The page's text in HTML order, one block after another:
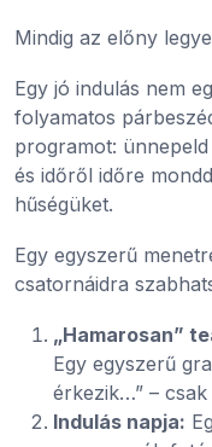
Mindig az előny
Egy jó indulás nem
folyamatos
programot:
és időről időre
hűségüket.
Egy egyszerű
csatornáidra
„Hamarosan”
Egy egyszerű
érkezik…” –
Indulás napja: